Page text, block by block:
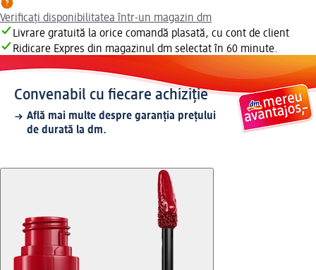
Verificați disponibilitatea într-un magazin dm
Livrare gratuită la orice comandă plasată, cu cont de client
Ridicare Expres din magazinul dm selectat în 60 minute.
Convenabil cu fiecare achiziție
Află mai multe despre garanția prețului
de durată la dm.